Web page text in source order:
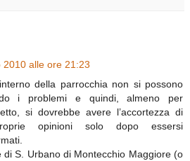
2010 alle ore 21:23
della parrocchia non si possono
i problemi e quindi, almeno per
si dovrebbe avere l’accortezza di
opinioni solo dopo essersi
di S. Urbano di Montecchio Maggiore (o